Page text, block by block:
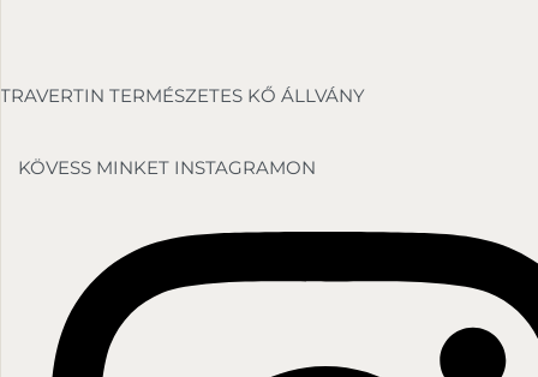
TRAVERTIN TERMÉSZETES KŐ ÁLLVÁNY
KÖVESS MINKET INSTAGRAMON